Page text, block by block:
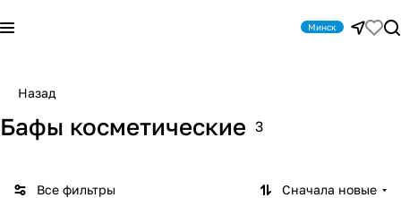
Минск
Назад
Бафы косметические 3
Все фильтры Сначала новые